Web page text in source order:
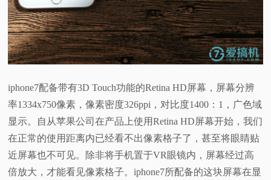
iphone7配备带有3D Touch功能的Retina HD屏幕，屏幕分辨
率1334x750像素，像素密度326ppi，对比度1400：1，广色域
显示。自从苹果公司在产品上使用Retina HD屏幕开始，我们
在正常的使用距离内已经看不出像素格子了，甚至将眼睛贴
近屏幕也不可见。除非将手机置于VR眼镜内，屏幕经过高
倍放大，才能看见像素格子。iphone7所配备的这块屏幕在显